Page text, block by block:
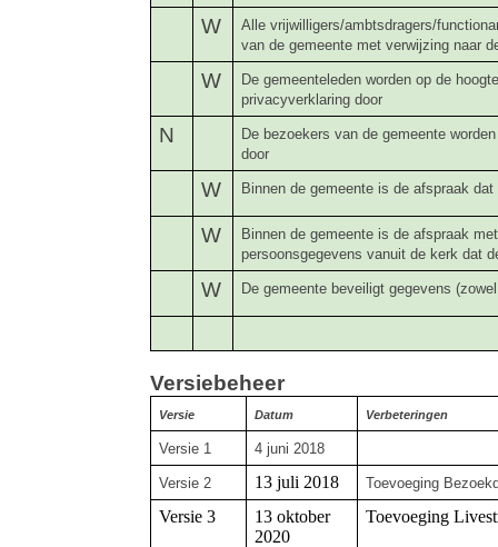
W
Alle vrijwilligers/ambtsdragers/
van de gemeente met verwijzing naar
W
De gemeenteleden worden op de
privacyverklaring door
N
De bezoekers van de gemeente
door
W Binnen de gemeente is de afspraak
W
Binnen de gemeente is de afspraak
persoonsgegevens vanuit de kerk dat
W De gemeente beveiligt gegevens
Versiebeheer
Versie Datum Verbeteringen
Versie 1 4 juni 2018
Versie 2 13 juli 2018 Toevoeging
Versie 3
13 oktober
2020
Toevoeging